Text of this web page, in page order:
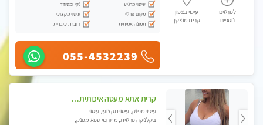
לפרטים
נוספים
עיסוי בצפון
קרית מוצקין
עיסוי מרגיע
נקי ומסודר
מקום פרטי
עיסוי מקצועי
תמונה אמיתית
דוברת עיברית
055-4532239
קרית אתא מעסה איכותית מקצועית ללא מין
עיסוי מפנק, עיסוי מקצועי, עיסוי
בקלניקה פרטית, מתחמי ספא מפנק,